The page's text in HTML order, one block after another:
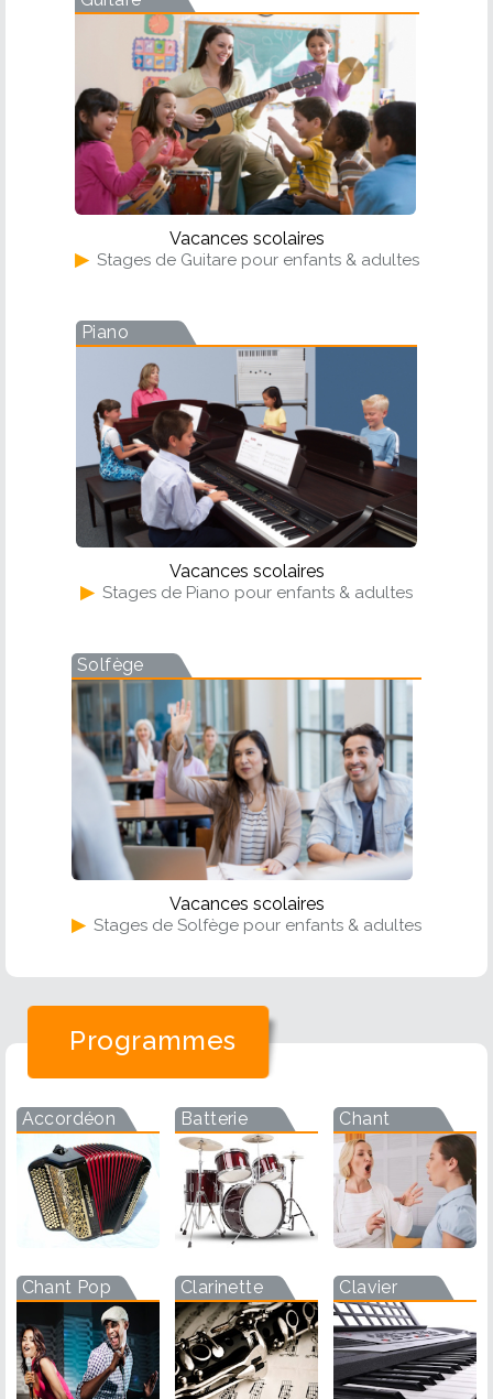
Vacances scolaires
▶ Stages de Guitare pour enfants & adultes
Piano
Vacances scolaires
▶ Stages de Piano pour enfants & adultes
Solfège
Vacances scolaires
▶ Stages de Solfège pour enfants & adultes
Programmes
Accordéon Batterie Chant
Chant Pop Clarinette Clavier